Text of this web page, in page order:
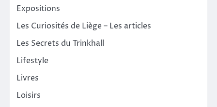
Expositions
Les Curiosités de Liège – Les articles
Les Secrets du Trinkhall
Lifestyle
Livres
Loisirs